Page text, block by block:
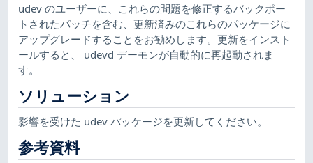
udev のユーザーに、これらの問題を修正するバックポー
トされたパッチを含む、更新済みのこれらのパッケージに
アップグレードすることをお勧めします。更新をインスト
ールすると、 udevd デーモンが自動的に再起動されま
す。
ソリューション
影響を受けた udev パッケージを更新してください。
参考資料